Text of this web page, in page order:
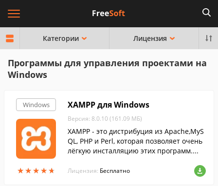
Категории Лицензия
Программы для управления проектами на
Windows
Windows
★★★★★
★★★★★
XAMPP для Windows
Версия: 8.0.10 (161.09 МБ)
XAMPP - это дистрибуция из Apache,MyS
QL, PHP и Perl, которая позволяет очень
лёгкую инсталляцию этих программ....
Лицензия: Бесплатно